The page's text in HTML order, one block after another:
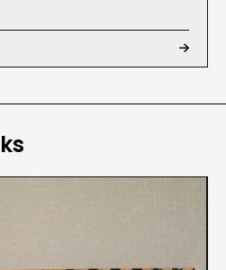
la vida cotidiana. Cada
en el tiempo,
de Postma evocan un
